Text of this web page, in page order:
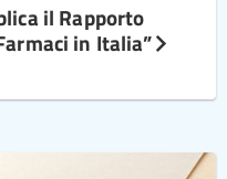
il Rapporto
in Italia”